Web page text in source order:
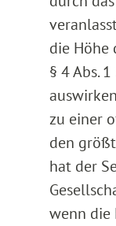
die Höhe
§ 4 Abs.
zu einer
den
hat der
wenn die